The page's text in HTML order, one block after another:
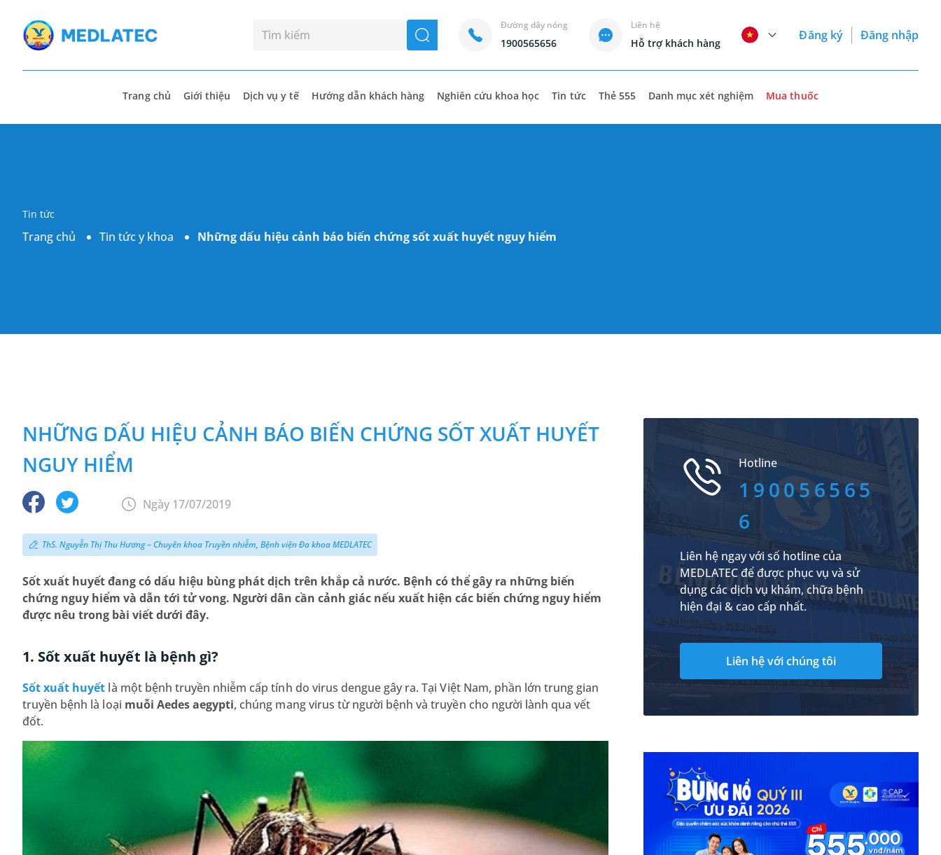
seach
Đường dây nóng
1900565656
Liên hệ
Hỗ trợ khách hàng
Đăng ký Đăng nhập
Trang chủ Giới thiệu Dịch vụ y tế Hướng dẫn khách hàng Nghiên cứu khoa học Tin tức Thẻ 555 Danh mục xét nghiệm Mua thuốc
Tin tức
Trang chủ Tin tức y khoa Những dấu hiệu cảnh báo biến chứng sốt xuất huyết nguy hiểm
NHỮNG DẤU HIỆU CẢNH BÁO BIẾN CHỨNG SỐT XUẤT HUYẾT
NGUY HIỂM
Ngày 17/07/2019
ThS. Nguyễn Thị Thu Hương – Chuyên khoa Truyền nhiễm, Bệnh viện Đa khoa MEDLATEC
Sốt xuất huyết đang có dấu hiệu bùng phát dịch trên khắp cả nước. Bệnh có thể gây ra những biến
chứng nguy hiểm và dẫn tới tử vong. Người dân cần cảnh giác nếu xuất hiện các biến chứng nguy hiểm
được nêu trong bài viết dưới đây.
1. Sốt xuất huyết là bệnh gì?
Sốt xuất huyết là một bệnh truyền nhiễm cấp tính do virus dengue gây ra. Tại Việt Nam, phần lớn trung gian
truyền bệnh là loại muỗi Aedes aegypti, chúng mang virus từ người bệnh và truyền cho người lành qua vết
đốt.
Hotline
190056565
6
Liên hệ ngay với số hotline của
MEDLATEC để được phục vụ và sử
dụng các dịch vụ khám, chữa bệnh
hiện đại & cao cấp nhất.
Liên hệ với chúng tôi